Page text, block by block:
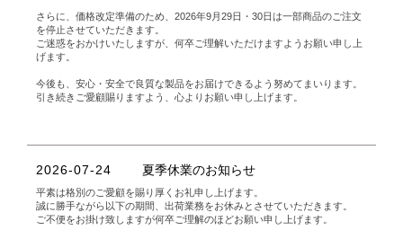
さらに、価格改定準備のため、2026年9月29日・30日は一部商品のご注文
を停止させていただきます。
ご迷惑をおかけいたしますが、何卒ご理解いただけますようお願い申し上
げます。
今後も、安心・安全で良質な製品をお届けできるよう努めてまいります。
引き続きご愛顧賜りますよう、心よりお願い申し上げます。
2026-07-24 夏季休業のお知らせ
平素は格別のご愛顧を賜り厚くお礼申し上げます。
誠に勝手ながら以下の期間、出荷業務をお休みとさせていただきます。
ご不便をお掛け致しますが何卒ご理解のほどお願い申し上げます。